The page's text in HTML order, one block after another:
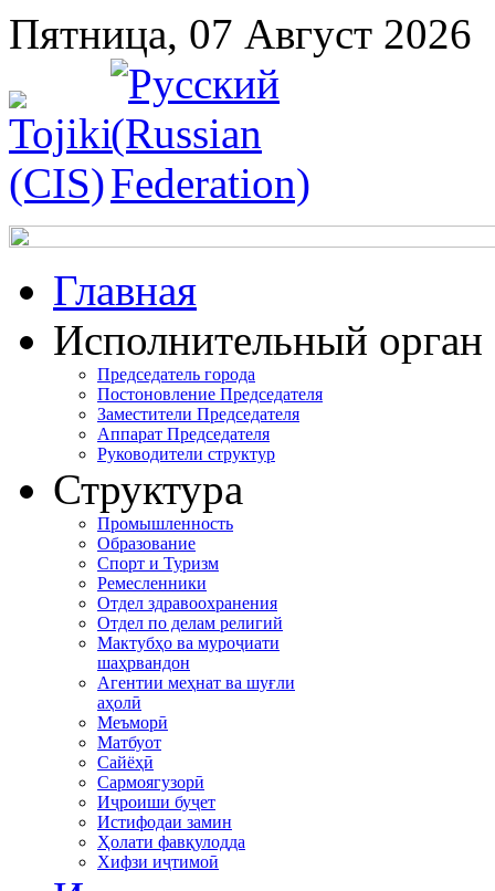
Пятница, 07 Август 2026
Главная
Исполнительный орган
Председатель города
Постоновление Председателя
Заместители Председателя
Аппарат Председателя
Руководители структур
Структура
Промышленность
Образование
Спорт и Туризм
Ремесленники
Отдел здравоохранения
Отдел по делам религий
Мактубҳо ва муроҷиати
шаҳрвандон
Агентии меҳнат ва шуғли
аҳолӣ
Меъморӣ
Матбуот
Сайёҳӣ
Сармоягузорӣ
Иҷроиши буҷет
Истифодаи замин
Ҳолати фавқулодда
Хифзи иҷтимоӣ